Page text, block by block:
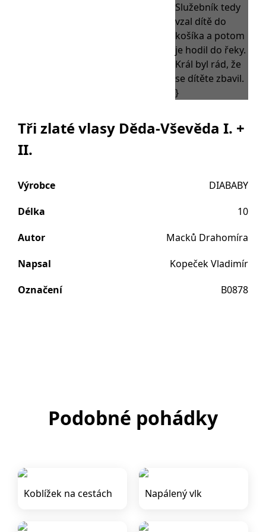
Tři zlaté vlasy Děda-Vševěda I. +
II.
Výrobce
DIABABY
Délka
10
Autor
Macků Drahomíra
Napsal
Kopeček Vladimír
Označení
B0878
Podobné pohádky
Koblížek na cestách Napálený vlk